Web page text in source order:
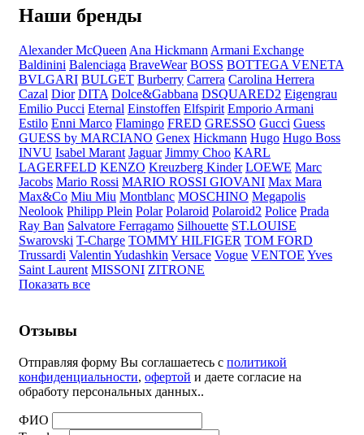
Наши бренды
Alexander McQueen Ana Hickmann Armani Exchange
Baldinini Balenciaga BraveWear BOSS BOTTEGA VENETA
BVLGARI BULGET Burberry Carrera Carolina Herrera
Cazal Dior DITA Dolce&Gabbana DSQUARED2 Eigengrau
Emilio Pucci Eternal Einstoffen Elfspirit Emporio Armani
Estilo Enni Marco Flamingo FRED GRESSO Gucci Guess
GUESS by MARCIANO Genex Hickmann Hugo Hugo Boss
INVU Isabel Marant Jaguar Jimmy Choo KARL
LAGERFELD KENZO Kreuzberg Kinder LOEWE Marc
Jacobs Mario Rossi MARIO ROSSI GIOVANI Max Mara
Max&Co Miu Miu Montblanc MOSCHINO Megapolis
Neolook Philipp Plein Polar Polaroid Polaroid2 Police Prada
Ray Ban Salvatore Ferragamo Silhouette ST.LOUISE
Swarovski T-Charge TOMMY HILFIGER TOM FORD
Trussardi Valentin Yudashkin Versace Vogue VENTOE Yves
Saint Laurent MISSONI ZITRONE
Показать все
Отзывы
Отправляя форму Вы соглашаетесь с политикой
конфиденциальности, офертой и даете согласие на
обработу персональных данных..
ФИО